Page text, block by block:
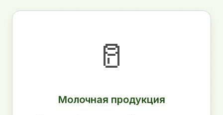
🥛
Молочная продукция